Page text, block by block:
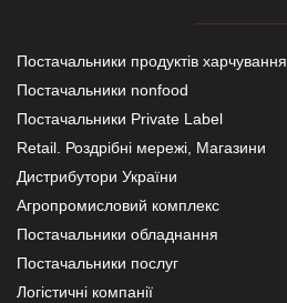
Постачальники продуктів харчування
Постачальники nonfood
Постачальники Private Label
Retail. Роздрібні мережі, Магазини
Дистрибутори України
Агропромисловий комплекс
Постачальники обладнання
Постачальники послуг
Логістичні компанії